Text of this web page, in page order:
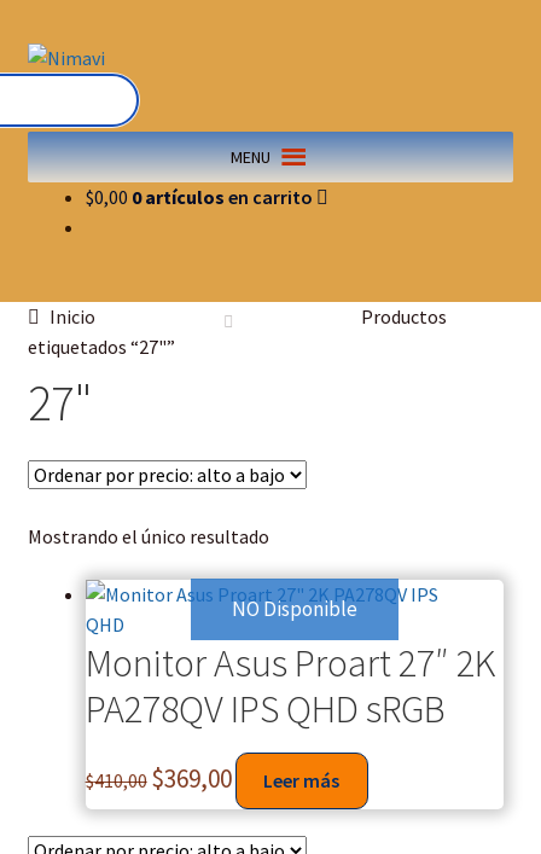
MENU
$0,00 0 artículos
Inicio
Productos
etiquetados “27"”
27"
Mostrando el único resultado
NO Disponible
Monitor Asus Proart 27″ 2K
PA278QV IPS QHD sRGB
$410,00 $369,00 Leer más